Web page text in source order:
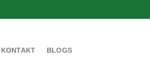
KONTAKT BLOGS